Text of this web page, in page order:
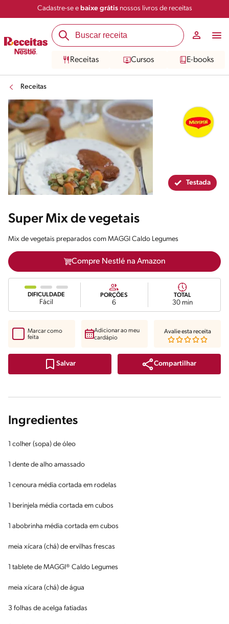
Cadastre-se e baixe grátisnossos livros de receitas
Receitas Cursos E-books
Receitas
Salvar Compartilhar
Testada
Super Mix de vegetais
Mix de vegetais preparados com MAGGI Caldo Legumes
Compre Nestlé na Amazon
DIFICULDADE
Fácil
PORÇÕES
6
TOTAL
30 min
Salvar Compartilhar
Marcar como
feita
Adicionar ao meu
cardápio
Avalie esta receita
Ingredientes
1 colher (sopa) de óleo
1 dente de alho amassado
1 cenoura média cortada em rodelas
1 berinjela média cortada em cubos
1 abobrinha média cortada em cubos
meia xícara (chá) de ervilhas frescas
1 tablete de MAGGI® Caldo Legumes
meia xícara (chá) de água
3 folhas de acelga fatiadas